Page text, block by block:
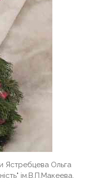
Ястребцева Ольга
ім.В.П.Макеева,